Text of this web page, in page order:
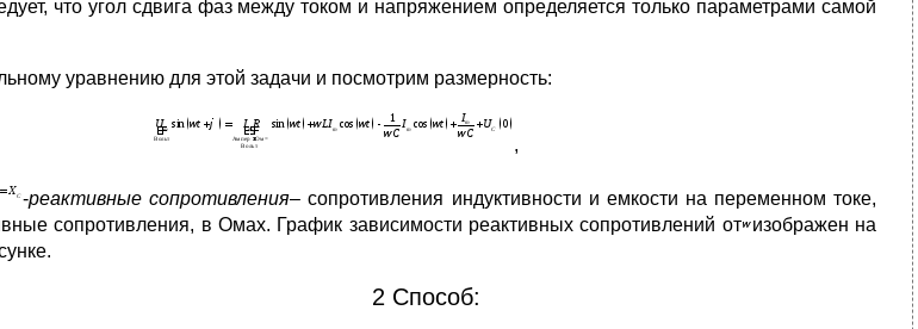
что угол сдвига фаз между током и напряжением определяется только параметрами самой
уравнению для этой задачи и посмотрим размерность:
,
-реактивные сопротивления– сопротивления индуктивности и емкости на переменном токе,
сопротивления, в Омах. График зависимости реактивных сопротивлений от
изображен на
2 Способ: